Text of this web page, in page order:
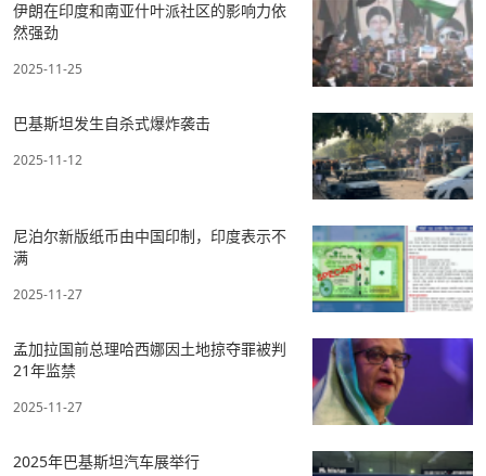
伊朗在印度和南亚什叶派社区的影响力依
然强劲
2025-11-25
巴基斯坦发生自杀式爆炸袭击
2025-11-12
尼泊尔新版纸币由中国印制，印度表示不
满
2025-11-27
孟加拉国前总理哈西娜因土地掠夺罪被判
21年监禁
2025-11-27
2025年巴基斯坦汽车展举行